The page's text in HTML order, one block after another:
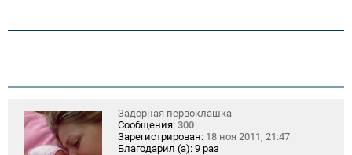
Задорная первоклашка
Сообщения: 300
Зарегистрирован: 18 ноя 2011, 21:47
Благодарил (а): 9 раз